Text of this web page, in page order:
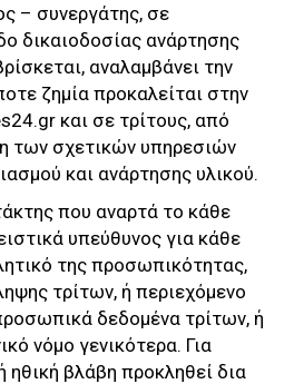
– συνεργάτης, σε
δικαιοδοσίας ανάρτησης
αναλαμβάνει την
ζημία προκαλείται στην
και σε τρίτους, από
των σχετικών υπηρεσιών
και ανάρτησης υλικού.
που αναρτά το κάθε
υπεύθυνος για κάθε
της προσωπικότητας,
τρίτων, ή περιεχόμενο
δεδομένα τρίτων, ή
νόμο γενικότερα. Για
ηθική βλάβη προκληθεί δια